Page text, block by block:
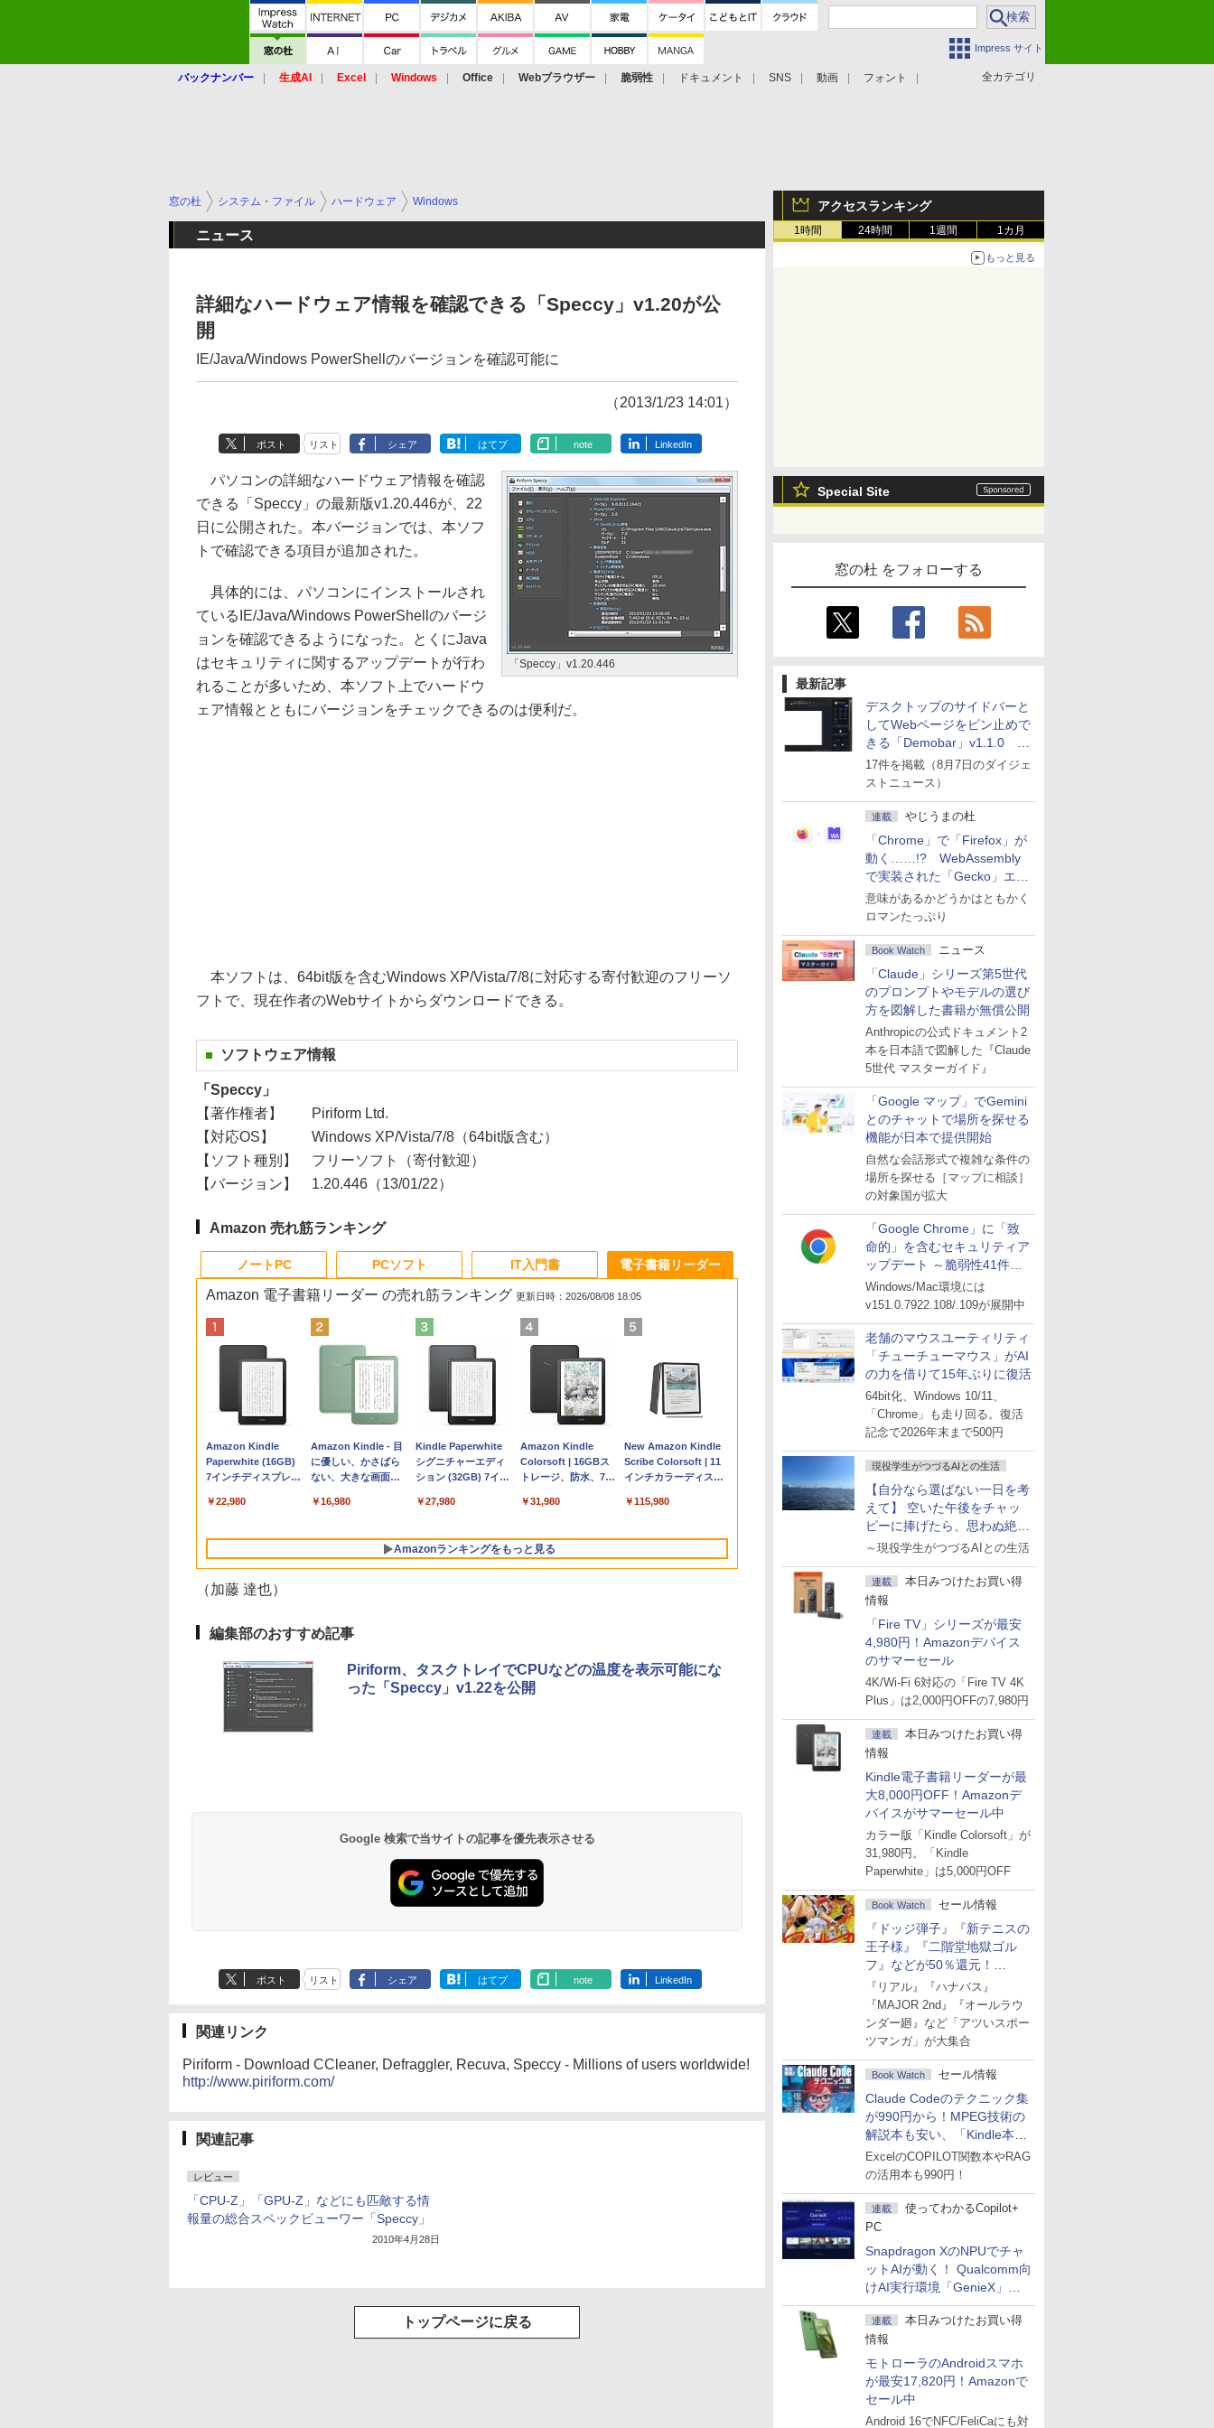
Impress サイト
全カテゴリ
バックナンバー 生成AI Excel Windows Office Webブラウザー 脆弱性 ドキュメント SNS 動画 フォント
アクセスランキング
1時間 24時間 1週間 1カ月
もっと見る
Special Site
窓の杜 をフォローする
最新記事
デスクトップのサイドバーと
してWebページをピン止めで
きる「Demobar」v1.1.0 ほ
か
17件を掲載（8月7日のダイジェ
ストニュース）
連載 やじうまの杜
「Chrome」で「Firefox」が
動く……!? WebAssembly
で実装された「Gecko」エン
ジン
意味があるかどうかはともかく
ロマンたっぷり
Book Watch ニュース
「Claude」シリーズ第5世代
のプロンプトやモデルの選び
方を図解した書籍が無償公開
Anthropicの公式ドキュメント2
本を日本語で図解した『Claude
5世代 マスターガイド』
「Google マップ」でGemini
とのチャットで場所を探せる
機能が日本で提供開始
自然な会話形式で複雑な条件の
場所を探せる［マップに相談］
の対象国が拡大
「Google Chrome」に「致
命的」を含むセキュリティア
ップデート ～脆弱性41件に
対処
Windows/Mac環境には
v151.0.7922.108/.109が展開中
老舗のマウスユーティリティ
「チューチューマウス」がAI
の力を借りて15年ぶりに復活
64bit化、Windows 10/11、
「Chrome」も走り回る。復活
記念で2026年末まで500円
現役学生がつづるAIとの生活
【自分なら選ばない一日を考
えて】 空いた午後をチャッ
ピーに捧げたら、思わぬ絶景
に出会った話
～現役学生がつづるAIとの生活
連載
本日みつけたお買い得
情報
「Fire TV」シリーズが最安
4,980円！Amazonデバイス
のサマーセール
4K/Wi-Fi 6対応の「Fire TV 4K
Plus」は2,000円OFFの7,980円
連載
本日みつけたお買い得
情報
Kindle電子書籍リーダーが最
大8,000円OFF！Amazonデ
バイスがサマーセール中
カラー版「Kindle Colorsoft」が
31,980円。「Kindle
Paperwhite」は5,000円OFF
Book Watch セール情報
『ドッジ弾子』『新テニスの
王子様』『二階堂地獄ゴル
フ』などが50％還元！
Amazonマンガ週末セール
『リアル』『ハナバス』
『MAJOR 2nd』『オールラウ
ンダー廻』など「アツいスポー
ツマンガ」が大集合
Book Watch セール情報
Claude Codeのテクニック集
が990円から！MPEG技術の
解説本も安い、「Kindle本サ
マーセール」第2弾開始！
ExcelのCOPILOT関数本やRAG
の活用本も990円！
連載
使ってわかるCopilot+
PC
Snapdragon XのNPUでチャ
ットAIが動く！ Qualcomm向
けAI実行環境「GenieX」を
試してみた
連載
本日みつけたお買い得
情報
モトローラのAndroidスマホ
が最安17,820円！Amazonで
セール中
Android 16でNFC/FeliCaにも対
窓の杜 システム・ファイル ハードウェア Windows
ニュース
詳細なハードウェア情報を確認できる「Speccy」v1.20が公
開
IE/Java/Windows PowerShellのバージョンを確認可能に
（2013/1/23 14:01）
ポスト リスト シェア はてブ note LinkedIn
「Speccy」v1.20.446
パソコンの詳細なハードウェア情報を確認
できる「Speccy」の最新版v1.20.446が、22
日に公開された。本バージョンでは、本ソフ
トで確認できる項目が追加された。
具体的には、パソコンにインストールされ
ているIE/Java/Windows PowerShellのバージ
ョンを確認できるようになった。とくにJava
はセキュリティに関するアップデートが行わ
れることが多いため、本ソフト上でハードウ
ェア情報とともにバージョンをチェックできるのは便利だ。
本ソフトは、64bit版を含むWindows XP/Vista/7/8に対応する寄付歓迎のフリーソ
フトで、現在作者のWebサイトからダウンロードできる。
ソフトウェア情報
「Speccy」
【著作権者】
Piriform Ltd.
【対応OS】
Windows XP/Vista/7/8（64bit版含む）
【ソフト種別】
フリーソフト（寄付歓迎）
【バージョン】
1.20.446（13/01/22）
Amazon 売れ筋ランキング
ノートPC
Apple 2026
MacBook Neo A18
Proチップ搭載13イ
AIとApple
設計、Liquid Retina
ユニファイドメモ
リ、512GB SSDスト
レージ、1080p
ラ、Touch ID - シル
￥131,111
tomtoc 360°保護
15.6 16インチ パソコ
ンケース Dell NEC
dynabook Lenovo
￥2,952
Apple 2026
MacBook Air M5チ
ップ搭載13インチノ
Apple Intelligence、
Retinaディスプレ
イ、16GBユニファイ
ドメモリ、1TB SSD
￥278,800
【Amazon.co.jp限
定】 HP ノートパソ
コン 15-fd 15.6イン
512GB SSD インテ
￥129,800
FMV ノートパソコン
WE1-K3 (MS 365
Personal/Copilotキー
型/Core i5/16GB/SSD
FMVWK3E15W_AZ
￥139,880
PCソフト
Robloxギフトカード
- 800 Robux 【限定
バーチャルアイテム
ンゲームコード】 ロ
インコード版
￥1,300
Robloxギフトカード
- 1000 Robux 【限定
バーチャルアイテム
ンゲームコード】 ロ
ンコード版
￥1,600
Microsoft Office
Home & Business
2024(最新 永続版)|オ
版|Windows11、
￥39,582
Robloxギフトカード
- 2,000 Robux 【限
定バーチャルアイテ
インゲームコード】
ラインコード版
￥3,200
Windows版 |
Minecraft (マインクラ
フト): Java & Bedrock
ード版
￥3,600
IT入門書
生成AIパスポート公
式テキスト 第４版
￥1,766
AIイラスト表現辞典:
思い通りの絵を引き
出す プロンプトの言
ズ (はぴーイラスト
￥480
ClaudeCode いちば
んやさしい 教科書:
非エンジニア 初心者
マニュアル AI副業に
もKindle出版にも！
非エンジニアのため
のAIコーディング入
￥99
1冊ですべて身につく
HTML & CSSとWeb
デザイン入門講座
￥1,292
FM TOWNS ハイパ
ー・カタログ: 本体ハ
ードウェア・市販ソフ
トリストと最新エミュ
￥1,600
電子書籍リーダー
Amazon 電子書籍リーダー の売れ筋ランキング 更新日時：2026/08/08 18:05
Amazon Kindle
Paperwhite (16GB)
7インチディスプレ
ト、12週間持続バッ
ブラック
￥22,980
Amazon Kindle - 目
に優しい、かさばら
ない、大きな画面で
続バッテリー、6イン
書籍リーダー、マッ
チャ、16GB、広告な
し
￥16,980
Kindle Paperwhite
シグニチャーエディ
ション (32GB) 7イン
るさ自動調整、色調
持続バッテリー、広
告なし、メタリック
ブラック
￥27,980
Amazon Kindle
Colorsoft | 16GBス
トレージ、防水、7イ
レイ、色調調節ライ
ッテリー、広告無
し、ブラック (2025
年発売)
￥31,980
New Amazon Kindle
Scribe Colorsoft | 11
インチカラーディスプ
ジ、ノート機能搭載、
調節ライト、プレミア
イト
￥115,980
Amazonランキングをもっと見る
（加藤 達也）
編集部のおすすめ記事
Piriform、タスクトレイでCPUなどの温度を表示可能にな
った「Speccy」v1.22を公開
Google 検索で当サイトの記事を優先表示させる
ポスト リスト シェア はてブ note LinkedIn
関連リンク
Piriform - Download CCleaner, Defraggler, Recuva, Speccy - Millions of users worldwide!
http://www.piriform.com/
関連記事
レビュー
「CPU-Z」「GPU-Z」などにも匹敵する情
報量の総合スペックビューワー「Speccy」
2010年4月28日
トップページに戻る